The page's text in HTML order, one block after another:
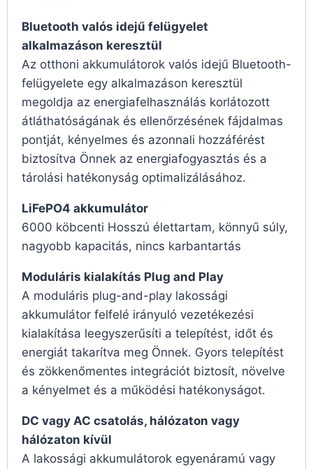
Bluetooth valós idejű felügyelet
alkalmazáson keresztül
Az otthoni akkumulátorok valós idejű Bluetooth-
felügyelete egy alkalmazáson keresztül
megoldja az energiafelhasználás korlátozott
átláthatóságának és ellenőrzésének fájdalmas
pontját, kényelmes és azonnali hozzáférést
biztosítva Önnek az energiafogyasztás és a
tárolási hatékonyság optimalizálásához.
LiFePO4 akkumulátor
6000 köbcenti Hosszú élettartam, könnyű súly,
nagyobb kapacitás, nincs karbantartás
Moduláris kialakítás Plug and Play
A moduláris plug-and-play lakossági
akkumulátor felfelé irányuló vezetékezési
kialakítása leegyszerűsíti a telepítést, időt és
energiát takarítva meg Önnek. Gyors telepítést
és zökkenőmentes integrációt biztosít, növelve
a kényelmet és a működési hatékonyságot.
DC vagy AC csatolás, hálózaton vagy
hálózaton kívül
A lakossági akkumulátorok egyenáramú vagy